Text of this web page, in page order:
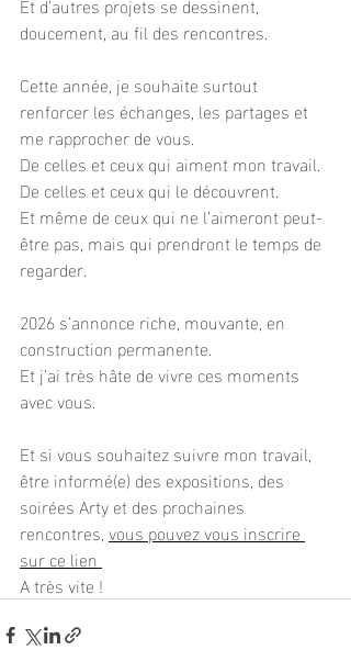
doucement, au fil des rencontres.
Cette année, je souhaite surtout
renforcer les échanges, les partages et
me rapprocher de vous.
De celles et ceux qui aiment mon travail.
De celles et ceux qui le découvrent.
Et même de ceux qui ne l’aimeront peut-
être pas, mais qui prendront le temps de
regarder.
2026 s’annonce riche, mouvante, en
construction permanente.
Et j’ai très hâte de vivre ces moments
avec vous.
Et si vous souhaitez suivre mon travail,
être informé(e) des expositions, des
soirées Arty et des prochaines
rencontres, vous pouvez vous inscrire
sur ce lien
A très vite !